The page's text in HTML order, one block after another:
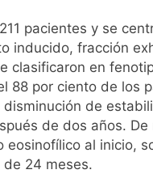
pacientes y se
inducido, fracción
clasificaron en
88 por ciento de
de
de dos años.
eosinofílico al inicio,
24 meses.